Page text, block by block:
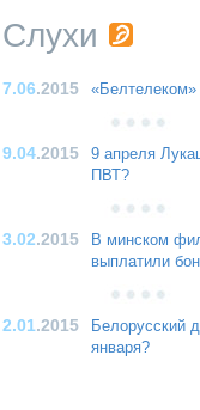
Слухи
7.06.2015 «Белтелеком»
9.04.2015
9 апреля
ПВТ?
3.02.2015
В минском
выплатили
2.01.2015
Белорусский
января?